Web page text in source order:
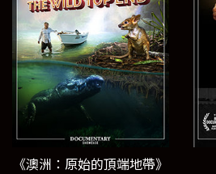
《澳洲：原始的頂端地帶》